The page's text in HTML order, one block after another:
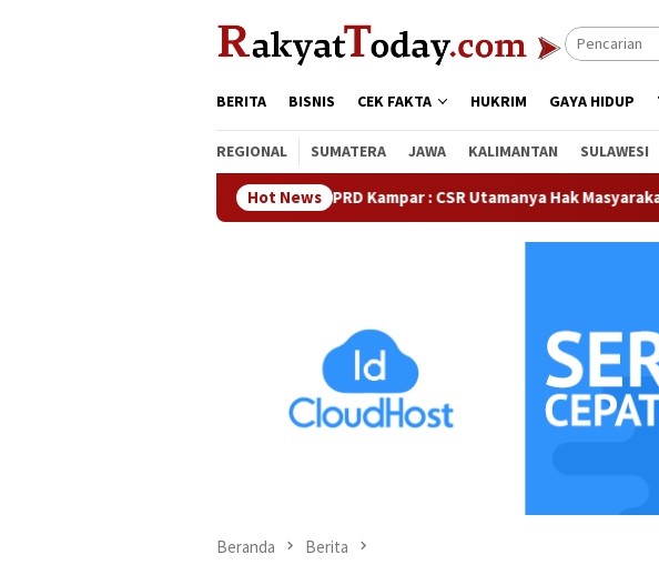
BERITA BISNIS CEK FAKTA HUKRIM GAYA HIDUP
REGIONAL SUMATERA JAWA KALIMANTAN SULAWESI
Hot News
Waka DPRD Kampar : CSR Utamanya Hak Masyarakat Sekitar
Beranda Berita